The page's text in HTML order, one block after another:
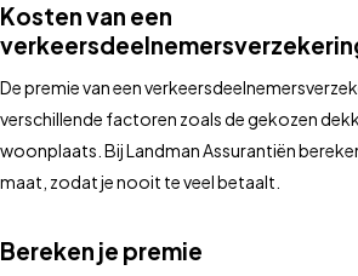
Kosten van een
De premie van een
verschillende factoren zoals de gekozen
woonplaats. Bij Landman Assurantiën
maat, zodat je nooit te veel betaalt.
Bereken je premie